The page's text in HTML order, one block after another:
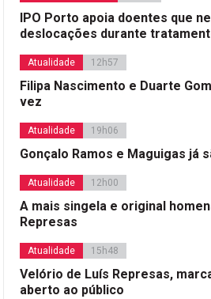
IPO Porto apoia doentes que
deslocações durante
Atualidade 12h57
Filipa Nascimento e Duarte
vez
Atualidade 19h06
Gonçalo Ramos e Maguigas já
Atualidade 12h00
A mais singela e original
Represas
Atualidade 15h48
Velório de Luís Represas,
aberto ao público